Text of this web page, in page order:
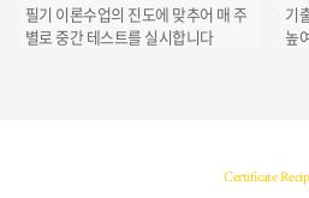
필기 이론수업의 진도에 맞추어 매 주
별로중간 테스트를 실시합니다
기
높
Certificate